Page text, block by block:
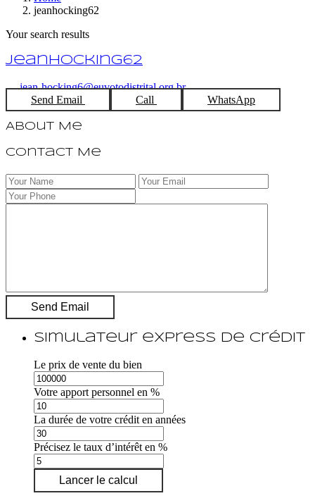
jeanhocking62
Your search results
jeanhocking62
jean-hocking6@euvotodistrital.org.br
Send Email
Call WhatsApp
About Me
Contact Me
Simulateur express de crédit
Le prix de vente du bien
Votre apport personnel en %
La durée de votre crédit en années
Précisez le taux d’intérêt en %
Lancer le calcul